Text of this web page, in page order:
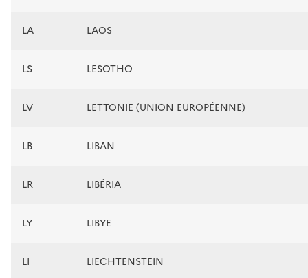
LA LAOS
LS LESOTHO
LV LETTONIE (UNION EUROPÉENNE)
LB LIBAN
LR LIBÉRIA
LY LIBYE
LI LIECHTENSTEIN